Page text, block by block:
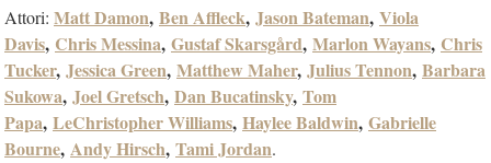
Attori: Matt Damon, Ben Affleck, Jason Bateman, Viola
Davis, Chris Messina, Gustaf Skarsgård, Marlon Wayans, Chris
Tucker, Jessica Green, Matthew Maher, Julius Tennon, Barbara
Sukowa, Joel Gretsch, Dan Bucatinsky, Tom
Papa, LeChristopher Williams, Haylee Baldwin, Gabrielle
Bourne, Andy Hirsch, Tami Jordan.